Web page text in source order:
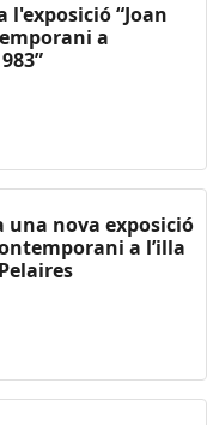
l'exposició “Joan
a
una nova exposició
a l’illa